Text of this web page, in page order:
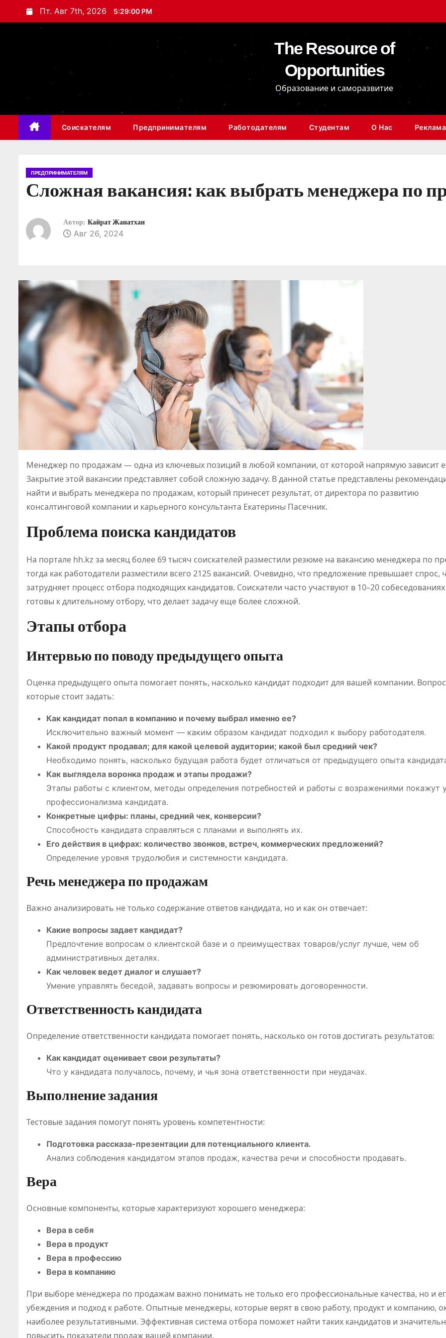
е
с
Пт. Авг 7th, 2026 5:29:01 PM
The Resource of
Opportunities
Образование и саморазвитие
Соискателям Предпринимателям Работодателям Студентам О Нас Реклама
ПРЕДПРИНИМАТЕЛЯМ
Сложная вакансия: как выбрать менеджера по
Автор: Кайрат Жанатхан
Авг 26, 2024
Менеджер по продажам — одна из ключевых позиций в любой компании, от которой напрямую зависит
Закрытие этой вакансии представляет собой сложную задачу. В данной статье представлены
найти и выбрать менеджера по продажам, который принесет результат, от директора по развитию
консалтинговой компании и карьерного консультанта Екатерины Пасечник.
Проблема поиска кандидатов
На портале hh.kz за месяц более 69 тысяч соискателей разместили резюме на вакансию менеджера по
тогда как работодатели разместили всего 2125 вакансий. Очевидно, что предложение превышает спрос,
затрудняет процесс отбора подходящих кандидатов. Соискатели часто участвуют в 10–20
готовы к длительному отбору, что делает задачу еще более сложной.
Этапы отбора
Интервью по поводу предыдущего опыта
Оценка предыдущего опыта помогает понять, насколько кандидат подходит для вашей компании.
которые стоит задать:
Как кандидат попал в компанию и почему выбрал именно ее?
Исключительно важный момент — каким образом кандидат подходил к выбору работодателя.
Какой продукт продавал; для какой целевой аудитории; какой был средний чек?
Необходимо понять, насколько будущая работа будет отличаться от предыдущего опыта
Как выглядела воронка продаж и этапы продажи?
Этапы работы с клиентом, методы определения потребностей и работы с возражениями покажут
профессионализма кандидата.
Конкретные цифры: планы, средний чек, конверсии?
Cпособность кандидата справляться с планами и выполнять их.
Его действия в цифрах: количество звонков, встреч, коммерческих предложений?
Определение уровня трудолюбия и системности кандидата.
Речь менеджера по продажам
Важно анализировать не только содержание ответов кандидата, но и как он отвечает:
Какие вопросы задает кандидат?
Предпочтение вопросам о клиентской базе и о преимуществах товаров/услуг лучше, чем об
административных деталях.
Как человек ведет диалог и слушает?
Умение управлять беседой, задавать вопросы и резюмировать договоренности.
Ответственность кандидата
Определение ответственности кандидата помогает понять, насколько он готов достигать результатов:
Как кандидат оценивает свои результаты?
Что у кандидата получалось, почему, и чья зона ответственности при неудачах.
Выполнение задания
Тестовые задания помогут понять уровень компетентности:
Подготовка рассказа-презентации для потенциального клиента.
Анализ соблюдения кандидатом этапов продаж, качества речи и способности продавать.
Вера
Основные компоненты, которые характеризуют хорошего менеджера:
Вера в себя
Вера в продукт
Вера в профессию
Вера в компанию
При выборе менеджера по продажам важно понимать не только его профессиональные качества, но и
убеждения и подход к работе. Опытные менеджеры, которые верят в свою работу, продукт и компанию,
наиболее результативными. Эффективная система отбора поможет найти таких кандидатов и
повысить показатели продаж вашей компании.
Классификац
игр
становится
основой
регулировани
я рынка
Абдуалиев
Обзор
цифровых